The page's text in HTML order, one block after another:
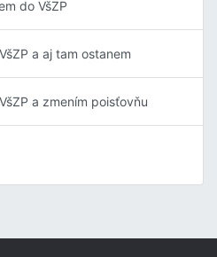
do VšZP
a aj tam ostanem
a zmením poisťovňu